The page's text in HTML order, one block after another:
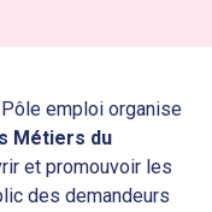
emploi organise
Métiers du
et promouvoir les
des demandeurs